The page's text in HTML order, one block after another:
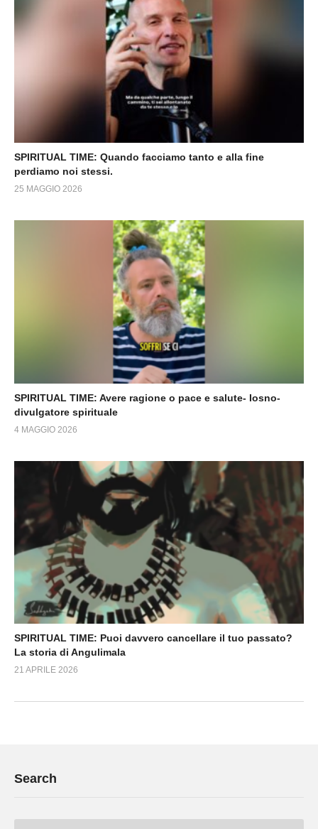
SPIRITUAL TIME: Quando facciamo tanto e alla fine
perdiamo noi stessi.
25 MAGGIO 2026
SPIRITUAL TIME: Avere ragione o pace e salute- Iosno-
divulgatore spirituale
4 MAGGIO 2026
SPIRITUAL TIME: Puoi davvero cancellare il tuo passato?
La storia di Angulimala
21 APRILE 2026
Search